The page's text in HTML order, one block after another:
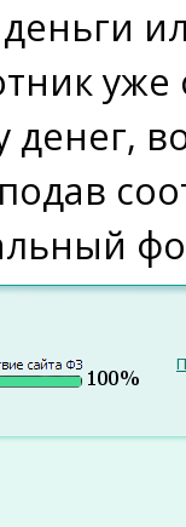
уже
денег,